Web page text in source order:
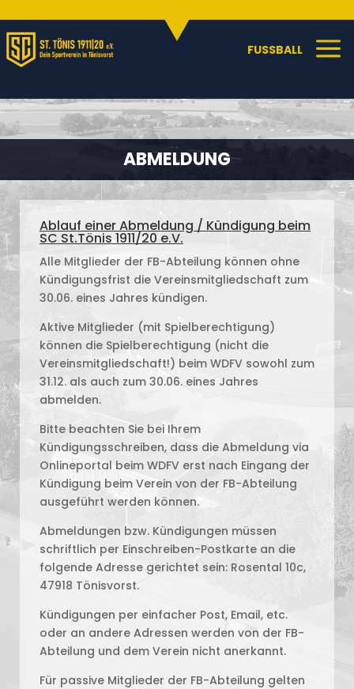
C
FUSSBALL a
ABMELDUNG
Ablauf einer Abmeldung / Kündigung beim
SC St.Tönis 1911/20 e.V.
Alle Mitglieder der FB-Abteilung können ohne
Kündigungsfrist die Vereins­mitgliedschaft zum
30.06. eines Jahres kündigen.
Aktive Mitglieder (mit Spielberechtigung)
können die Spielberechtigung (nicht die
Vereinsmitgliedschaft!) beim WDFV sowohl zum
31.12. als auch zum 30.06. eines Jahres
abmelden.
Bitte beachten Sie bei Ihrem
Kündigungsschreiben, dass die Abmeldung via
Onlineportal beim WDFV erst nach Eingang der
Kündigung beim Verein von der FB-Abteilung
ausgeführt werden können.
Abmeldungen bzw. Kündigungen müssen
schriftlich per Einschreiben-Postkarte an die
folgende Adresse gerichtet sein: Rosental 10c,
47918 Tönisvorst.
Kündigungen per einfacher Post, Email, etc.
oder an andere Adressen werden von der FB-
Abteilung und dem Verein nicht anerkannt.
Für passive Mitglieder der FB-Abteilung gelten